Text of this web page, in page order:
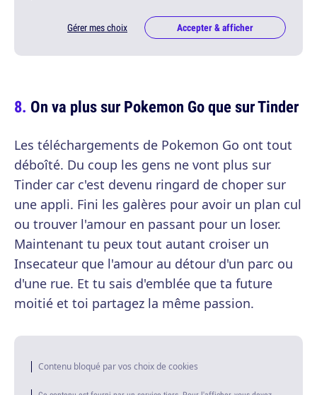
Gérer mes choix Accepter & afficher
On va plus sur Pokemon Go que sur Tinder
Les téléchargements de Pokemon Go ont tout
déboîté. Du coup les gens ne vont plus sur
Tinder car c'est devenu ringard de choper sur
une appli. Fini les galères pour avoir un plan cul
ou trouver l'amour en passant pour un loser.
Maintenant tu peux tout autant croiser un
Insecateur que l'amour au détour d'un parc ou
d'une rue. Et tu sais d'emblée que ta future
moitié et toi partagez la même passion.
Contenu bloqué par vos choix de cookies